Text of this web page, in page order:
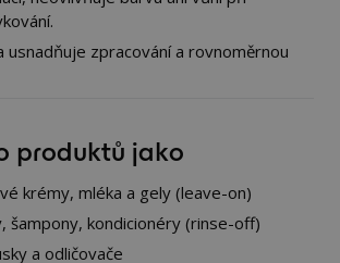
usnadňuje zpracování a rovnoměrnou
produktů jako
krémy, mléka a gely (leave-on)
šampony, kondicionéry (rinse-off)
a odličovače